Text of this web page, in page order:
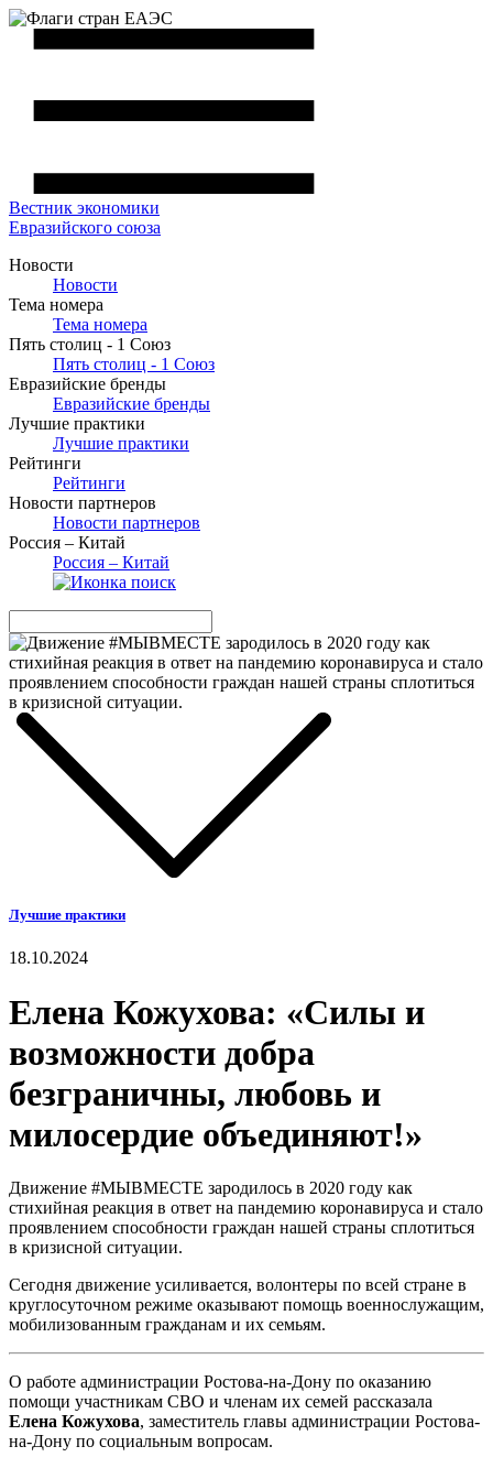
Вестник экономики
Евразийского союза
Новости
Новости
Тема номера
Тема номера
Пять столиц - 1 Союз
Пять столиц - 1 Союз
Евразийские бренды
Евразийские бренды
Лучшие практики
Лучшие практики
Рейтинги
Рейтинги
Новости партнеров
Новости партнеров
Россия – Китай
Россия – Китай
Лучшие практики
18.10.2024
Елена Кожухова: «Силы и
возможности добра
безграничны, любовь и
милосердие объединяют!»
Движение #МЫВМЕСТЕ зародилось в 2020 году как
стихийная реакция в ответ на пандемию коронавируса и стало
проявлением способности граждан нашей страны сплотиться
в кризисной ситуации.
Сегодня движение усиливается, волонтеры по всей стране в
круглосуточном режиме оказывают помощь военнослужащим,
мобилизованным гражданам и их семьям.
О работе администрации Ростова-на-Дону по оказанию
помощи участникам СВО и членам их семей рассказала
Елена Кожухова, заместитель главы администрации Ростова-
на-Дону по социальным вопросам.